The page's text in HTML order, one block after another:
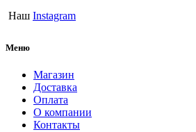
Наш Instagram
Меню
Магазин
Доставка
Оплата
О компании
Контакты